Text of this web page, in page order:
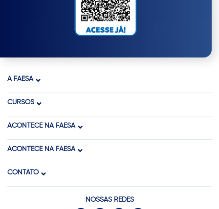
A FAESA
CURSOS
ACONTECE NA FAESA
ACONTECE NA FAESA
CONTATO
NOSSAS REDES